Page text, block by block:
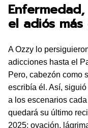
el adiós
A Ozzy lo
adicciones hasta el
Pero, cabezón como
escribía él. Así,
a los escenarios
quedará su último
2025: ovación,